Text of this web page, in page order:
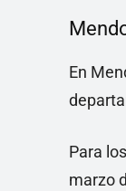
En
Para
marzo